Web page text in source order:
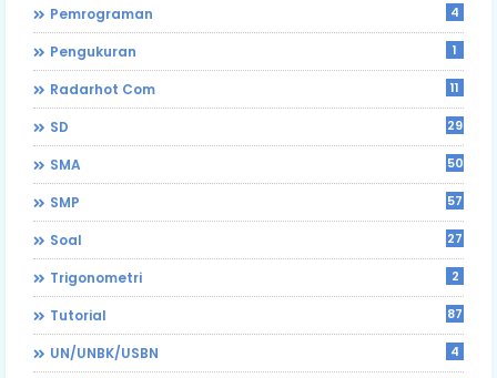
Pemrograman 4
Pengukuran 1
Radarhot Com 11
SD 29
SMA 50
SMP 57
Soal 27
Trigonometri 2
Tutorial 87
UN/UNBK/USBN 4